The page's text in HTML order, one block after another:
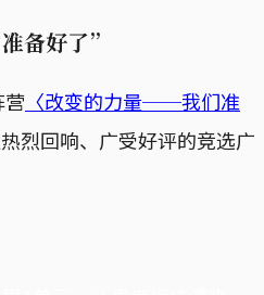
备好了”
营 〈改变的力量──我们准
烈回响、广受好评的竞选广